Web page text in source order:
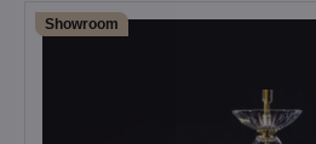
Showroom